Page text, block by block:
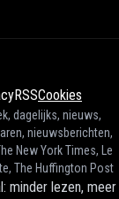
RSSCookies
dagelijks, nieuws,
nieuwsberichten,
New York Times, Le
The Huffington Post
minder lezen, meer